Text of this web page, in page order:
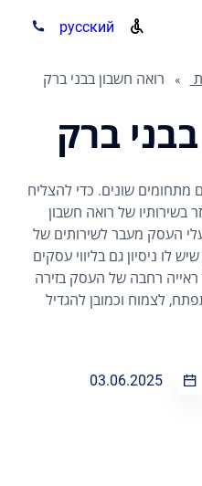
русский
רואה חשבון בבני ברק
ברק
מתחומים שונים. כדי להצליח
בשירותיו של רואה חשבון
העסק מעבר לשירותים של
לו ניסיון גם בליווי עסקים
ראייה רחבה של העסק בזירה
לצמוח וכמובן להגדיל
03.06.2025